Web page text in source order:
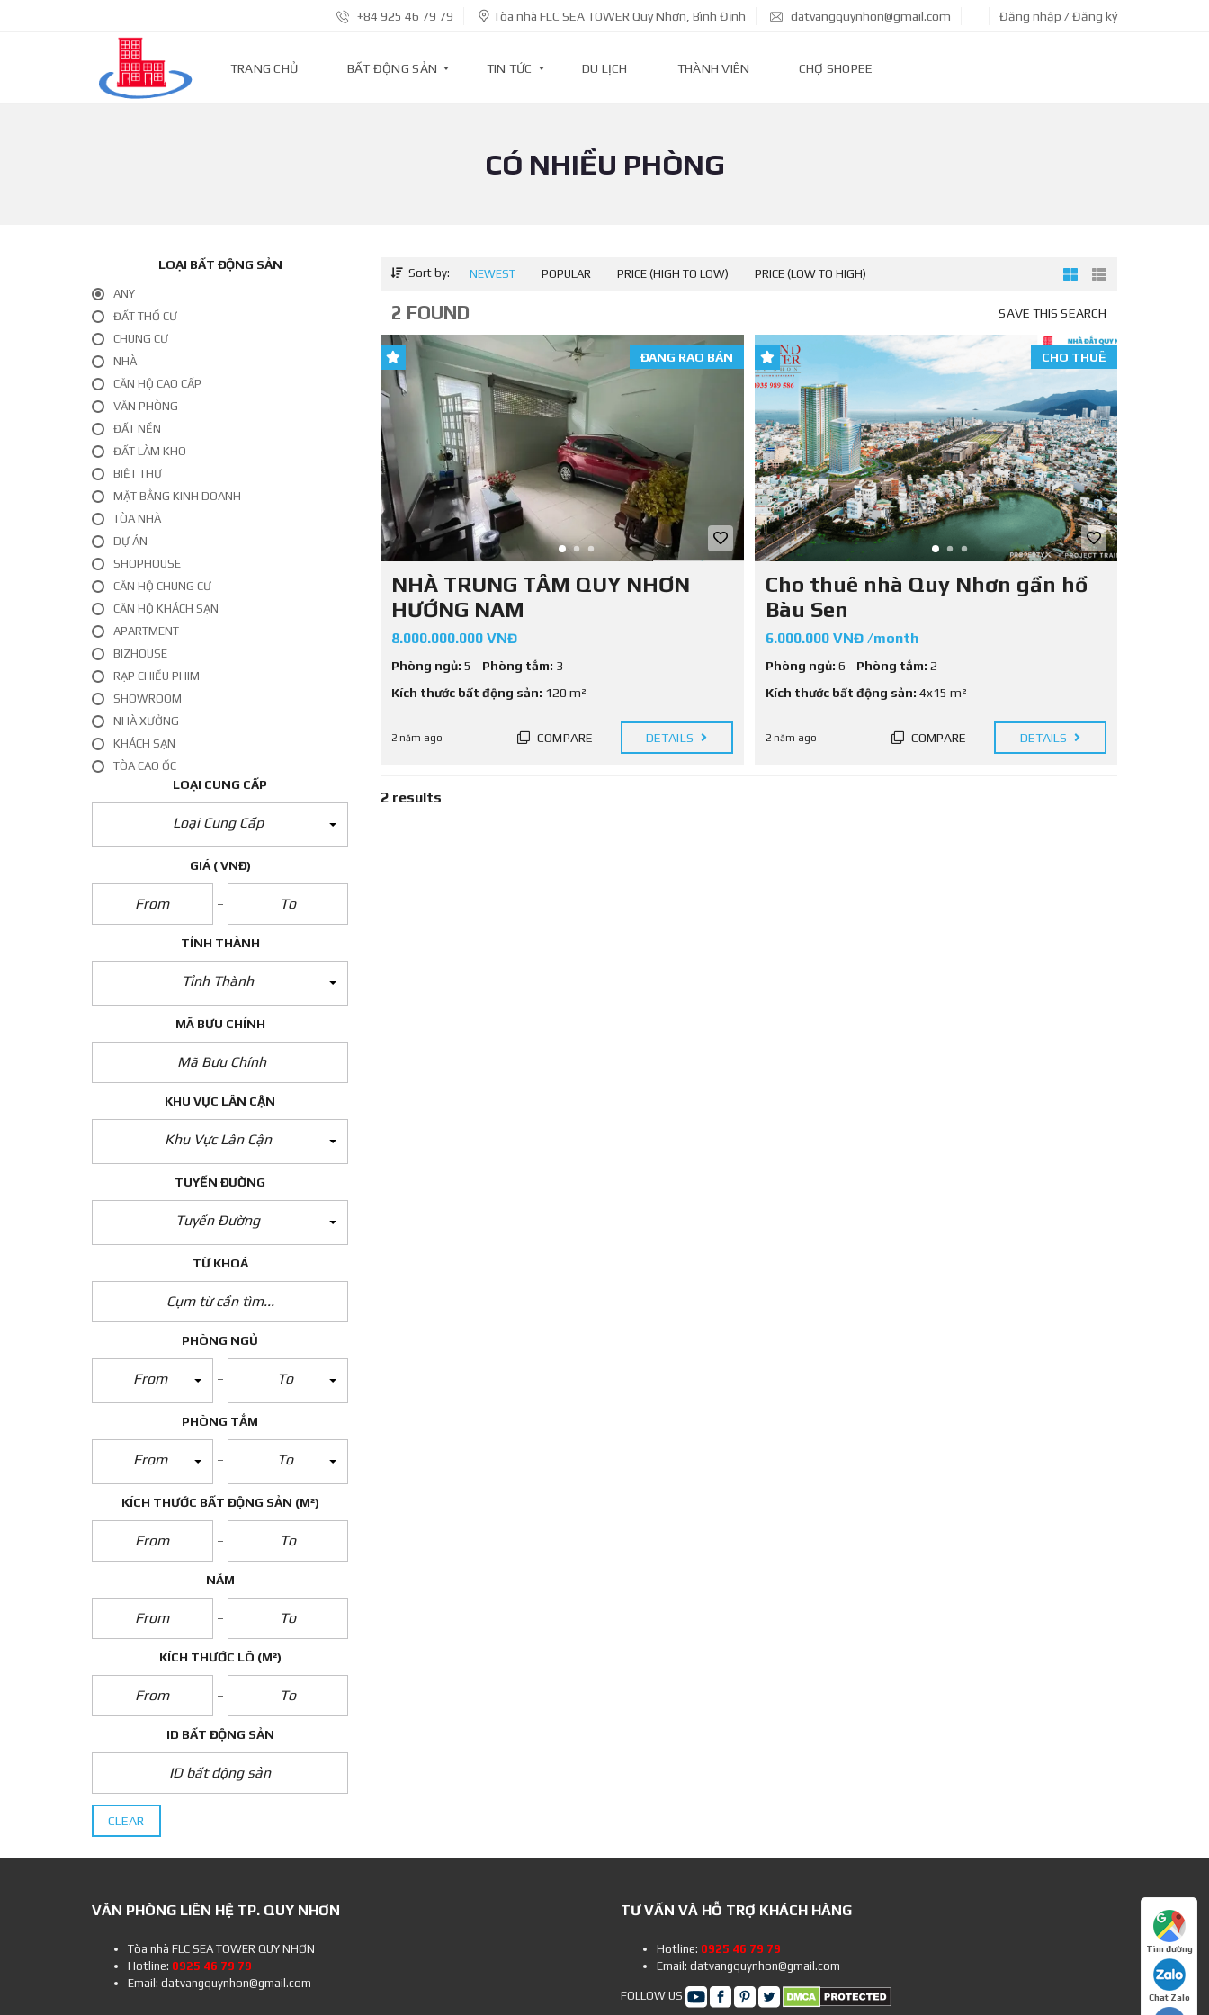
+84 925 46 79 79 Tòa nhà FLC SEA TOWER Quy Nhơn, Bình Định datvangquynhon@gmail.com Đăng nhập / Đăng ký
TRANG CHỦ BẤT ĐỘNG SẢN TIN TỨC
T
I
N
T
Ế
P
H
Á
P
L
Ý
DU LỊCH THÀNH VIÊN CHỢ SHOPEE
CÓ NHIỀU PHÒNG
LOẠI BẤT ĐỘNG SẢN
ANY
ĐẤT THỔ CƯ
CHUNG CƯ
NHÀ
CĂN HỘ CAO CẤP
VĂN PHÒNG
ĐẤT NỀN
ĐẤT LÀM KHO
BIỆT THỰ
MẶT BẰNG KINH DOANH
TÒA NHÀ
DỰ ÁN
SHOPHOUSE
CĂN HỘ CHUNG CƯ
CĂN HỘ KHÁCH SẠN
APARTMENT
BIZHOUSE
RẠP CHIẾU PHIM
SHOWROOM
NHÀ XƯỞNG
KHÁCH SẠN
TÒA CAO ỐC
LOẠI CUNG CẤP
Loại Cung Cấp
GIÁ ( VNĐ)
TỈNH THÀNH
Tỉnh Thành
MÃ BƯU CHÍNH
KHU VỰC LÂN CẬN
Khu Vực Lân Cận
TUYẾN ĐƯỜNG
Tuyến Đường
TỪ KHOÁ
PHÒNG NGỦ
From To
PHÒNG TẮM
From To
KÍCH THƯỚC BẤT ĐỘNG SẢN (M²)
NĂM
KÍCH THƯỚC LÔ (M²)
ID BẤT ĐỘNG SẢN
CLEAR
Sort by: NEWEST POPULAR PRICE (HIGH TO LOW) PRICE (LOW TO HIGH)
SAVE THIS SEARCH
2 FOUND
ĐANG RAO BÁN
NHÀ TRUNG TÂM QUY NHƠN
HƯỚNG NAM
8.000.000.000 VNĐ
Phòng ngủ: 5 Phòng tắm: 3
Kích thước bất động sản: 120 m²
2 năm ago COMPARE DETAILS
CHO THUÊ
Cho thuê nhà Quy Nhơn gần hồ
Bàu Sen
6.000.000 VNĐ /month
Phòng ngủ: 6 Phòng tắm: 2
Kích thước bất động sản: 4x15 m²
2 năm ago COMPARE DETAILS
2 results
VĂN PHÒNG LIÊN HỆ TP. QUY NHƠN
Tòa nhà FLC SEA TOWER QUY NHƠN
Hotline: 0925 46 79 79
Email: datvangquynhon@gmail.com
TƯ VẤN VÀ HỖ TRỢ KHÁCH HÀNG
Hotline: 0925 46 79 79
Email: datvangquynhon@gmail.com
FOLLOW US
Tìm đường
Chat Zalo